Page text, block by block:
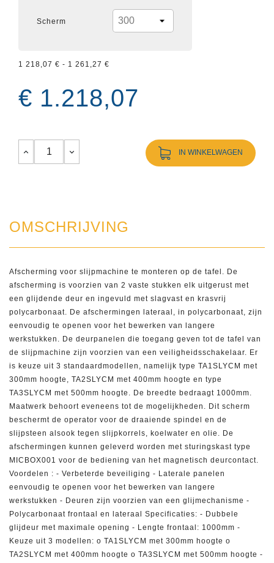
Scherm
1 218,07 € - 1 261,27 €
€ 1.218,07
IN WINKELWAGEN
OMSCHRIJVING
Afscherming voor slijpmachine te monteren op de tafel. De
afscherming is voorzien van 2 vaste stukken elk uitgerust met
een glijdende deur en ingevuld met slagvast en krasvrij
polycarbonaat. De afschermingen lateraal, in polycarbonaat, zijn
eenvoudig te openen voor het bewerken van langere
werkstukken. De deurpanelen die toegang geven tot de tafel van
de slijpmachine zijn voorzien van een veiligheidsschakelaar. Er
is keuze uit 3 standaardmodellen, namelijk type TA1SLYCM met
300mm hoogte, TA2SLYCM met 400mm hoogte en type
TA3SLYCM met 500mm hoogte. De breedte bedraagt 1000mm.
Maatwerk behoort eveneens tot de mogelijkheden. Dit scherm
beschermt de operator voor de draaiende spindel en de
slijpsteen alsook tegen slijpkorrels, koelwater en olie. De
afschermingen kunnen geleverd worden met sturingskast type
MICBOX001 voor de bediening van het magnetisch deurcontact.
Voordelen : - Verbeterde beveiliging - Laterale panelen
eenvoudig te openen voor het bewerken van langere
werkstukken - Deuren zijn voorzien van een glijmechanisme -
Polycarbonaat frontaal en lateraal Specificaties: - Dubbele
glijdeur met maximale opening - Lengte frontaal: 1000mm -
Keuze uit 3 modellen: o TA1SLYCM met 300mm hoogte o
TA2SLYCM met 400mm hoogte o TA3SLYCM met 500mm hoogte -